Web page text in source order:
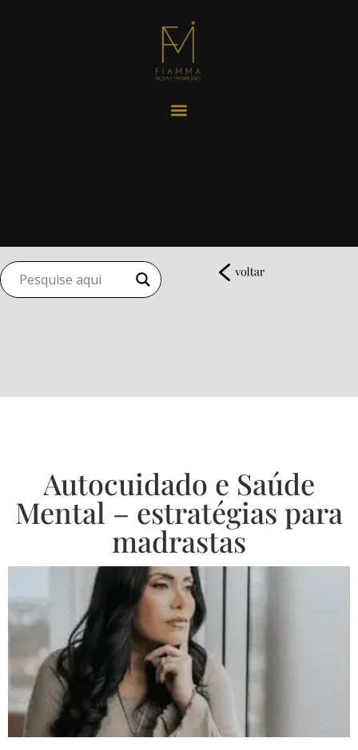
Autocuidado e Saúde
Mental – estratégias para
madrastas